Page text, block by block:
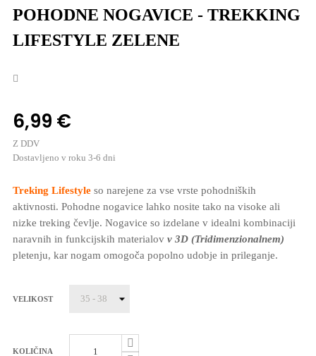
POHODNE NOGAVICE - TREKKING
LIFESTYLE ZELENE
6,99 €
Z DDV
Dostavljeno v roku 3-6 dni
Treking Lifestyle so narejene za vse vrste pohodniških
aktivnosti. Pohodne nogavice lahko nosite tako na visoke ali
nizke treking čevlje. Nogavice so izdelane v idealni kombinaciji
naravnih in funkcijskih materialov v 3D (Tridimenzionalnem)
pletenju, kar nogam omogoča popolno udobje in prileganje.
VELIKOST
KOLIČINA